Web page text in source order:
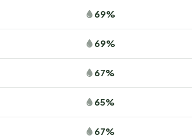
69%
69%
67%
65%
67%